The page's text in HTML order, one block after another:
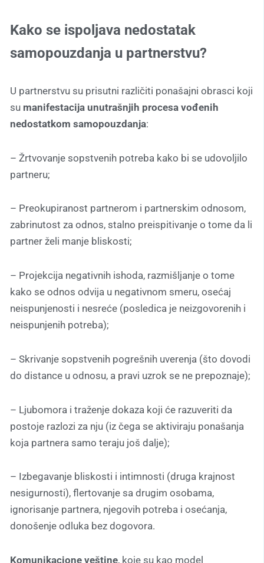
Kako se ispoljava nedostatak
samopouzdanja u partnerstvu?
U partnerstvu su prisutni različiti ponašajni obrasci koji
su manifestacija unutrašnjih procesa vođenih
nedostatkom samopouzdanja:
– Žrtvovanje sopstvenih potreba kako bi se udovoljilo
partneru;
– Preokupiranost partnerom i partnerskim odnosom,
zabrinutost za odnos, stalno preispitivanje o tome da li
partner želi manje bliskosti;
– Projekcija negativnih ishoda, razmišljanje o tome
kako se odnos odvija u negativnom smeru, osećaj
neispunjenosti i nesreće (posledica je neizgovorenih i
neispunjenih potreba);
– Skrivanje sopstvenih pogrešnih uverenja (što dovodi
do distance u odnosu, a pravi uzrok se ne prepoznaje);
– Ljubomora i traženje dokaza koji će razuveriti da
postoje razlozi za nju (iz čega se aktiviraju ponašanja
koja partnera samo teraju još dalje);
– Izbegavanje bliskosti i intimnosti (druga krajnost
nesigurnosti), flertovanje sa drugim osobama,
ignorisanje partnera, njegovih potreba i osećanja,
donošenje odluka bez dogovora.
Komunikacione veštine, koje su kao model